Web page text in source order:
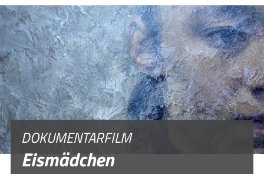
DOKUMENTARFILM
Eismädchen